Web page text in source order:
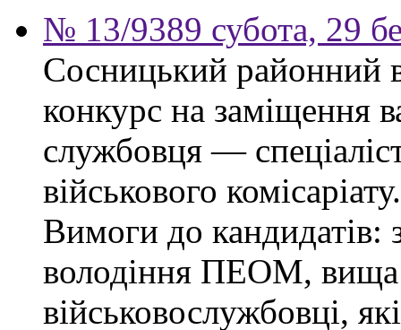
№ 13/9389 субота, 29
Сосницький районний
конкурс на заміщення
службовця —
військового комісаріату.
Вимоги до кандидатів:
володіння ПЕОМ, вища
військовослужбовці,